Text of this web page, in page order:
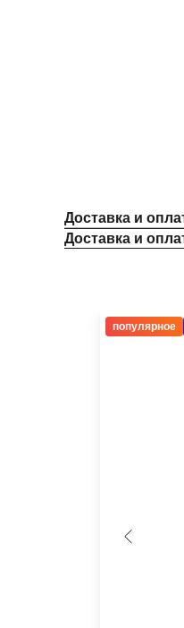
Доставка и
Доставка и
популярное